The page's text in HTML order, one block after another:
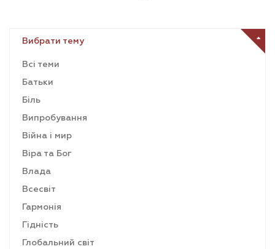
Вибрати тему
Всі теми
Батьки
Біль
Випробування
Війна і мир
Віра та Бог
Влада
Всесвіт
Гармонія
Гідність
Глобальний світ